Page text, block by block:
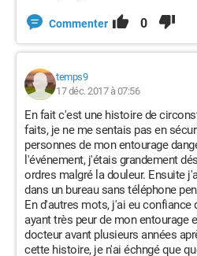
Commenter 0
temps9
17 déc. 2017 à 07:56
En fait c'est une histoire de
faits, je ne me sentais pas en
personnes de mon entourage
l'événement, j'étais grandement
ordres malgré la douleur. Ensuite
dans un bureau sans téléphone
En d'autres mots, j'ai eu confiance
ayant très peur de mon entourage
docteur avant plusieurs années
cette histoire, je n'ai échngé que